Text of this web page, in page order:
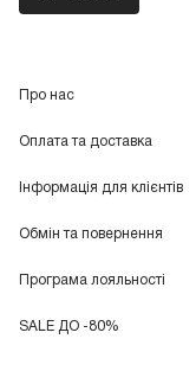
Про нас
Оплата та доставка
Інформація для клієнтів
Обмін та повернення
Програма лояльності
SALE ДО -80%